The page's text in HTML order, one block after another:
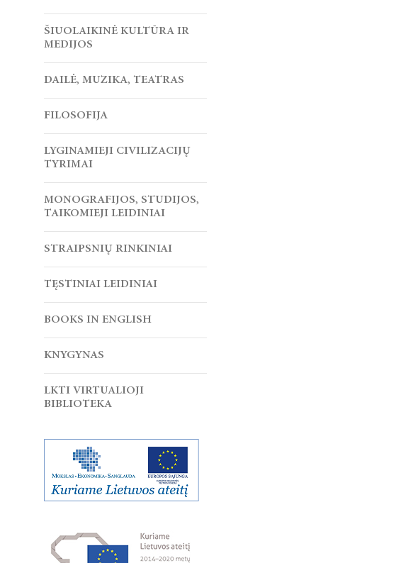
ŠIUOLAIKINĖ KULTŪRA IR
MEDIJOS
DAILĖ, MUZIKA, TEATRAS
FILOSOFIJA
LYGINAMIEJI CIVILIZACIJŲ
TYRIMAI
MONOGRAFIJOS, STUDIJOS,
TAIKOMIEJI LEIDINIAI
STRAIPSNIŲ RINKINIAI
TĘSTINIAI LEIDINIAI
BOOKS IN ENGLISH
KNYGYNAS
LKTI VIRTUALIOJI
BIBLIOTEKA